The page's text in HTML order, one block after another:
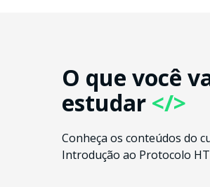
O que você
estudar </>
Conheça os conteúdos do
Introdução ao Protocolo